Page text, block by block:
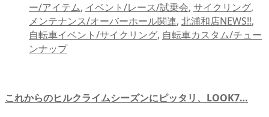
ー/アイテム, イベント/レース/試乗会, サイクリング,
メンテナンス/オーバーホール関連, 北浦和店NEWS!!,
自転車イベント/サイクリング, 自転車カスタム/チュー
ンナップ
これからのヒルクライムシーズンにピッタリ、LOOK7…